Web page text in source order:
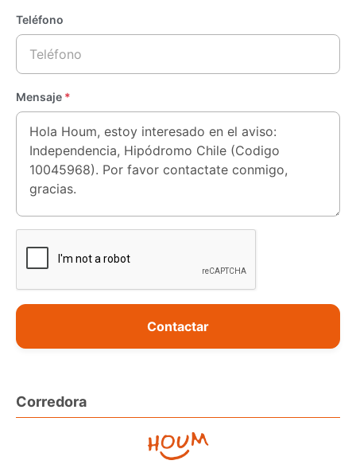
Teléfono
Mensaje *
Contactar
Corredora